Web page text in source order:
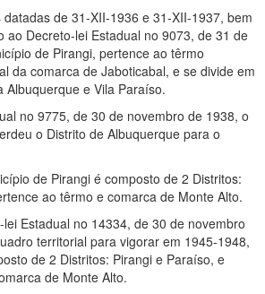
de 31-XII-1936 e 31-XII-1937, bem
ao Decreto-lei Estadual no 9073, de 31 de
de Pirangi, pertence ao têrmo
da comarca de Jaboticabal, e se divide em
Albuquerque e Vila Paraíso.
no 9775, de 30 de novembro de 1938, o
o Distrito de Albuquerque para o
de Pirangi é composto de 2 Distritos:
ao têrmo e comarca de Monte Alto.
Estadual no 14334, de 30 de novembro
territorial para vigorar em 1945-1948,
de 2 Distritos: Pirangi e Paraíso, e
de Monte Alto.